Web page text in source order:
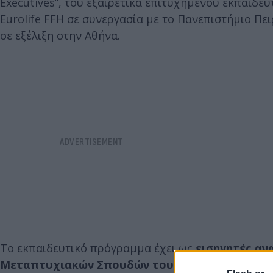
Eurolife FFH σε συνεργασία με το Πανεπιστήμιο
σε εξέλιξη στην Αθήνα.
Το εκπαιδευτικό πρόγραμμα έχει ωςεισηγητές
Μεταπτυχιακών Σπουδών του Πανεπιστημίου